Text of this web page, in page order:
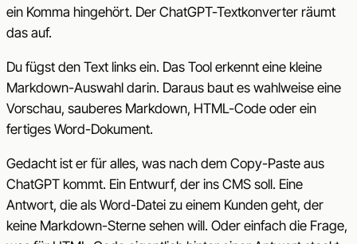
ein Komma hingehört. Der ChatGPT-Textkonverter räumt
das auf.
Du fügst den Text links ein. Das Tool erkennt eine kleine
Markdown-Auswahl darin. Daraus baut es wahlweise eine
Vorschau, sauberes Markdown, HTML-Code oder ein
fertiges Word-Dokument.
Gedacht ist er für alles, was nach dem Copy-Paste aus
ChatGPT kommt. Ein Entwurf, der ins CMS soll. Eine
Antwort, die als Word-Datei zu einem Kunden geht, der
keine Markdown-Sterne sehen will. Oder einfach die Frage,